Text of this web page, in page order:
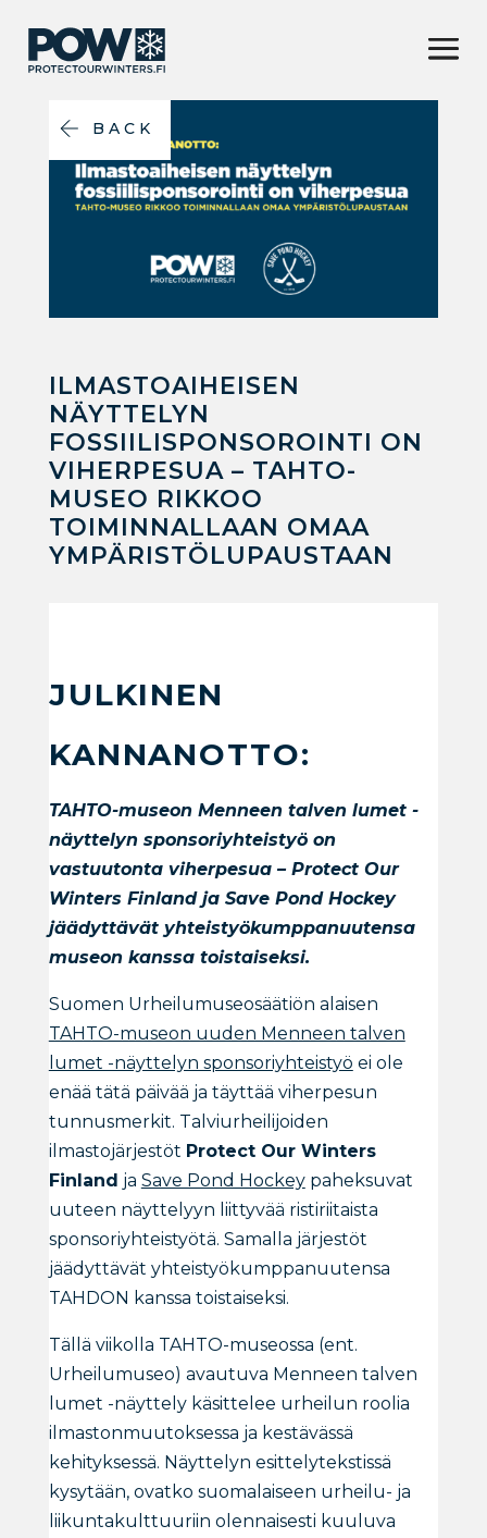
BACK
ILMASTOAIHEISEN
NÄYTTELYN
FOSSIILISPONSOROINTI ON
VIHERPESUA – TAHTO-
MUSEO RIKKOO
TOIMINNALLAAN OMAA
YMPÄRISTÖLUPAUSTAAN
JULKINEN
KANNANOTTO:
TAHTO-museon Menneen talven lumet -
näyttelyn sponsoriyhteistyö on
vastuutonta viherpesua – Protect Our
Winters Finland ja Save Pond Hockey
jäädyttävät yhteistyökumppanuutensa
museon kanssa toistaiseksi.
Suomen Urheilumuseosäätiön alaisen
TAHTO-museon uuden Menneen talven
lumet -näyttelyn sponsoriyhteistyö ei ole
enää tätä päivää ja täyttää viherpesun
tunnusmerkit. Talviurheilijoiden
ilmastojärjestöt Protect Our Winters
Finland ja Save Pond Hockeypaheksuvat
uuteen näyttelyyn liittyvää ristiriitaista
sponsoriyhteistyötä. Samalla järjestöt
jäädyttävät yhteistyökumppanuutensa
TAHDON kanssa toistaiseksi.
Tällä viikolla TAHTO-museossa (ent.
Urheilumuseo) avautuva Menneen talven
lumet -näyttely käsittelee urheilun roolia
ilmastonmuutoksessa ja kestävässä
kehityksessä. Näyttelyn esittelytekstissä
kysytään, ovatko suomalaiseen urheilu- ja
liikuntakulttuuriin olennaisesti kuuluva